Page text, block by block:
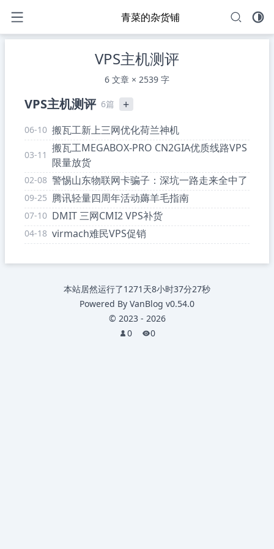
青菜的杂货铺
VPS主机测评
6 文章 × 2539 字
VPS主机测评 6篇 +
06-10 搬瓦工新上三网优化荷兰神机
03-11
搬瓦工MEGABOX-PRO CN2GIA优质线路VPS
限量放货
02-08 警惕山东物联网卡骗子：深坑一路走来全中了
09-25 腾讯轻量四周年活动薅羊毛指南
07-10 DMIT 三网CMI2 VPS补货
04-18 virmach难民VPS促销
本站居然运行了1271天8小时37分28秒
Powered By VanBlog v0.54.0
© 2023- 2026
0
0